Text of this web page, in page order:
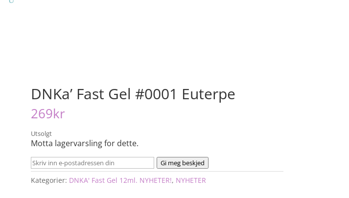
DNKa’ Fast Gel #0001 Euterpe
269kr
Utsolgt
Motta lagervarsling for dette.
Gi meg beskjed
Kategorier: DNKA' Fast Gel 12ml. NYHETER!, NYHETER